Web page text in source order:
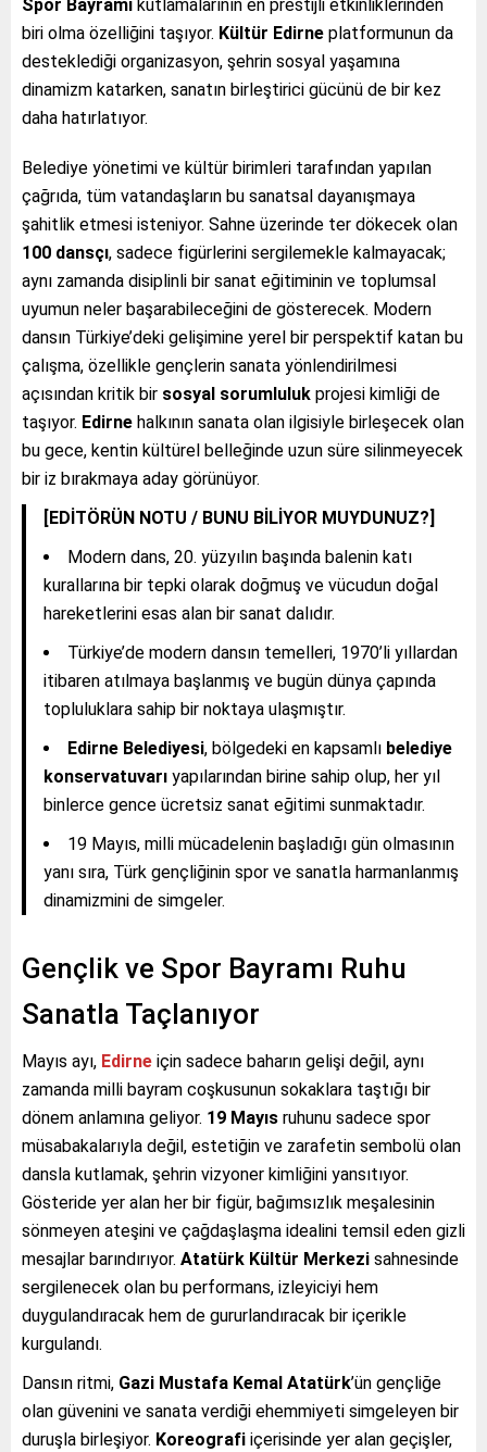
Spor Bayramı kutlamalarının en prestijli etkinliklerinden
biri olma özelliğini taşıyor. Kültür Edirne platformunun da
desteklediği organizasyon, şehrin sosyal yaşamına
dinamizm katarken, sanatın birleştirici gücünü de bir kez
daha hatırlatıyor.
Belediye yönetimi ve kültür birimleri tarafından yapılan
çağrıda, tüm vatandaşların bu sanatsal dayanışmaya
şahitlik etmesi isteniyor. Sahne üzerinde ter dökecek olan
100 dansçı, sadece figürlerini sergilemekle kalmayacak;
aynı zamanda disiplinli bir sanat eğitiminin ve toplumsal
uyumun neler başarabileceğini de gösterecek. Modern
dansın Türkiye’deki gelişimine yerel bir perspektif katan bu
çalışma, özellikle gençlerin sanata yönlendirilmesi
açısından kritik bir sosyal sorumluluk projesi kimliği de
taşıyor. Edirne halkının sanata olan ilgisiyle birleşecek olan
bu gece, kentin kültürel belleğinde uzun süre silinmeyecek
bir iz bırakmaya aday görünüyor.
[EDİTÖRÜN NOTU / BUNU BİLİYOR MUYDUNUZ?]
Modern dans, 20. yüzyılın başında balenin katı
kurallarına bir tepki olarak doğmuş ve vücudun doğal
hareketlerini esas alan bir sanat dalıdır.
Türkiye’de modern dansın temelleri, 1970’li yıllardan
itibaren atılmaya başlanmış ve bugün dünya çapında
topluluklara sahip bir noktaya ulaşmıştır.
Edirne Belediyesi, bölgedeki en kapsamlı belediye
konservatuvarı yapılarından birine sahip olup, her yıl
binlerce gence ücretsiz sanat eğitimi sunmaktadır.
19 Mayıs, milli mücadelenin başladığı gün olmasının
yanı sıra, Türk gençliğinin spor ve sanatla harmanlanmış
dinamizmini de simgeler.
Gençlik ve Spor Bayramı Ruhu
Sanatla Taçlanıyor
Mayıs ayı, Edirne için sadece baharın gelişi değil, aynı
zamanda milli bayram coşkusunun sokaklara taştığı bir
dönem anlamına geliyor. 19 Mayıs ruhunu sadece spor
müsabakalarıyla değil, estetiğin ve zarafetin sembolü olan
dansla kutlamak, şehrin vizyoner kimliğini yansıtıyor.
Gösteride yer alan her bir figür, bağımsızlık meşalesinin
sönmeyen ateşini ve çağdaşlaşma idealini temsil eden gizli
mesajlar barındırıyor. Atatürk Kültür Merkezi sahnesinde
sergilenecek olan bu performans, izleyiciyi hem
duygulandıracak hem de gururlandıracak bir içerikle
kurgulandı.
Dansın ritmi, Gazi Mustafa Kemal Atatürk’ün gençliğe
olan güvenini ve sanata verdiği ehemmiyeti simgeleyen bir
duruşla birleşiyor. Koreografi içerisinde yer alan geçişler,